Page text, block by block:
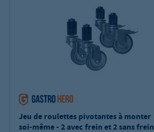
Jeu de roulettes pivotantes à monter
soi-même - 2 avec frein et 2 sans frein